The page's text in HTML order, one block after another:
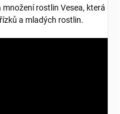
rostlin Vesea, která
a mladých rostlin.